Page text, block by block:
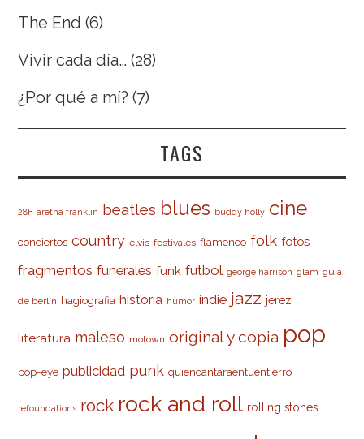
The End (6)
Vivir cada día… (28)
¿Por qué a mí? (7)
TAGS
28F aretha franklin beatles blues buddy holly cine
conciertos country elvis festivales flamenco folk fotos
fragmentos funerales funk futbol george harrison glam guía
de berlín hagiografia historia humor indie jazz jerez
literatura maleso motown original y copia pop
pop-eye publicidad punk quiencantaraentuentierro
refoundations rock rock and roll rolling stones